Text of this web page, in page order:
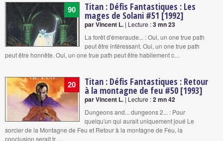
90 Titan : Défis Fantastiques : Les
mages de Solani #51 [1992]
par Vincent L. | Lecture :3 mn 23
La forêt d'émeraude... : Oui, un one true path
peut être intéressant. Oui, un one true path
peut être honnête. Oui, un one true path peut être habilement c…
20 Titan : Défis Fantastiques : Retour
à la montagne de feu #50 [1993]
par Vincent L. | Lecture :2 mn 42
Dungeons and... dungeons 2... : Pour
quelqu'un qui aurait uniquement joué Le
sorcier de la Montagne de Feu et Retour à la montagne de Feu, la
conclusion serait tr…